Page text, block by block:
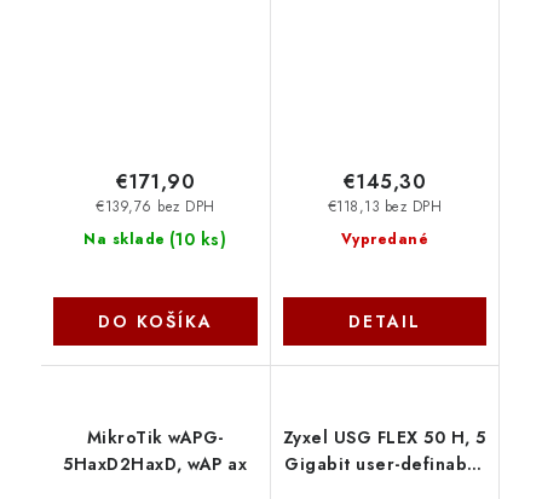
Na sklade (10 ks)
€139,76 bez DPH
€171,90
DO KOŠÍKA
Vypredané
€118,13 bez DPH
€145,30
DETAIL
MikroTik wAPG-
5HaxD2HaxD, wAP ax
Zyxel USG FLEX 50 H, 5
Gigabit user-definable